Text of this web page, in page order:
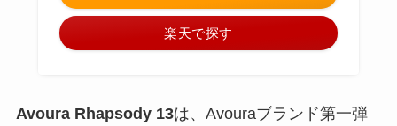
楽天で探す
Avoura Rhapsody 13は、Avouraブランド第一弾